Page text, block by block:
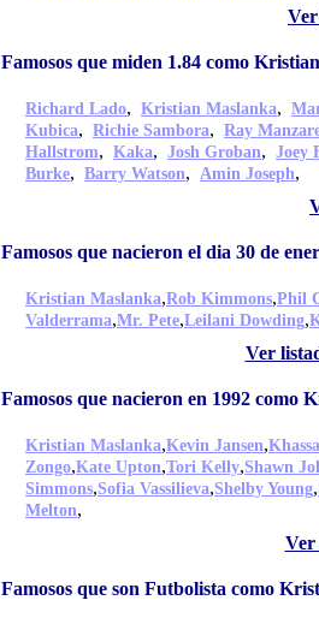
Famosos que miden 1.84 como
Richard Lado, Kristian Maslanka,
Kubica, Richie Sambora, Ray
Hallstrom, Kaka, Josh Groban, Joey
Burke, Barry Watson, Amin Joseph,
Famosos que nacieron el dia 30 de
Kristian Maslanka,Rob Kimmons,Phil
Valderrama,Mr. Pete,Leilani Dowding,
Ver
Famosos que nacieron en 1992 como
Kristian Maslanka,Kevin Jansen,
Zongo,Kate Upton,Tori Kelly,Shawn
Simmons,Sofia Vassilieva,Shelby Young,
Melton,
Ver
Famosos que son Futbolista como